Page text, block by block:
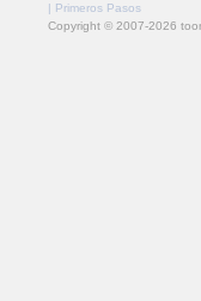
| Primeros Pasos
Copyright © 2007-2026